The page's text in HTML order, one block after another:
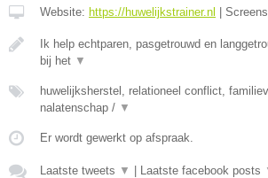
Website: https://huwelijkstrainer.nl
Ik help echtparen, pasgetrouwd en
bij het ▼
huwelijksherstel, relationeel conflict,
nalatenschap / ▼
Er wordt gewerkt op afspraak.
Laatste tweets ▼ Laatste facebook posts